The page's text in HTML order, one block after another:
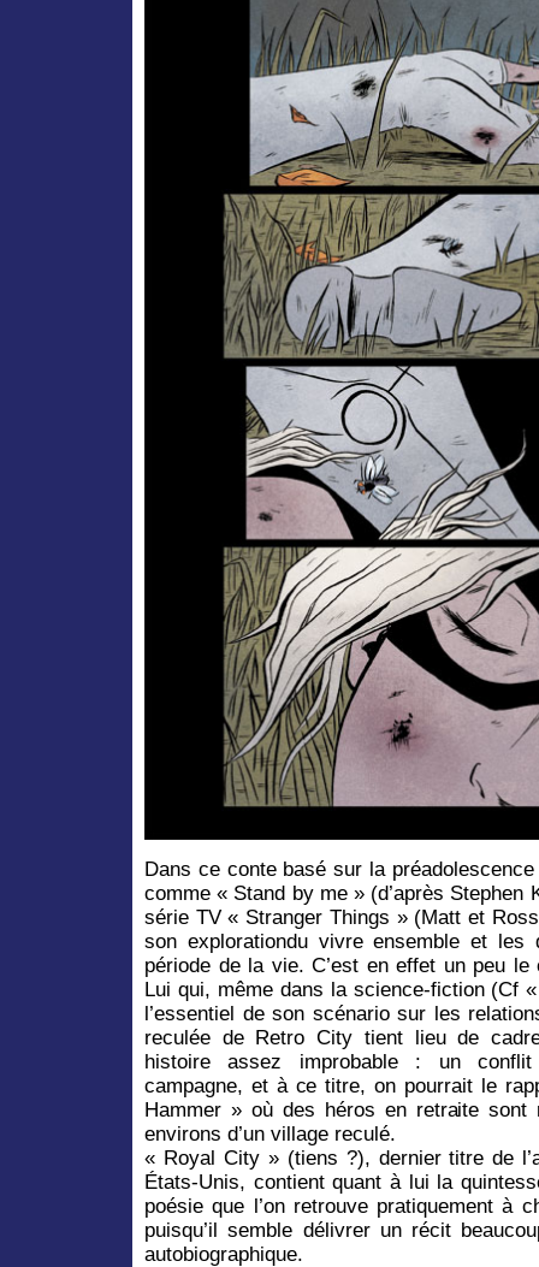
Dans ce conte basé sur la
comme « Stand by me » (d’après Stephen
série TV « Stranger Things » (Matt et
son explorationdu vivre ensemble et les
période de la vie. C’est en effet un peu
Lui qui, même dans la science-fiction (Cf
l’essentiel de son scénario sur les
reculée de Retro City tient lieu de
histoire assez improbable : un
campagne, et à ce titre, on pourrait le
Hammer » où des héros en retraite sont
environs d’un village reculé.
« Royal City » (tiens ?), dernier titre de
États-Unis, contient quant à lui la
poésie que l’on retrouve pratiquement à
puisqu’il semble délivrer un récit
autobiographique.